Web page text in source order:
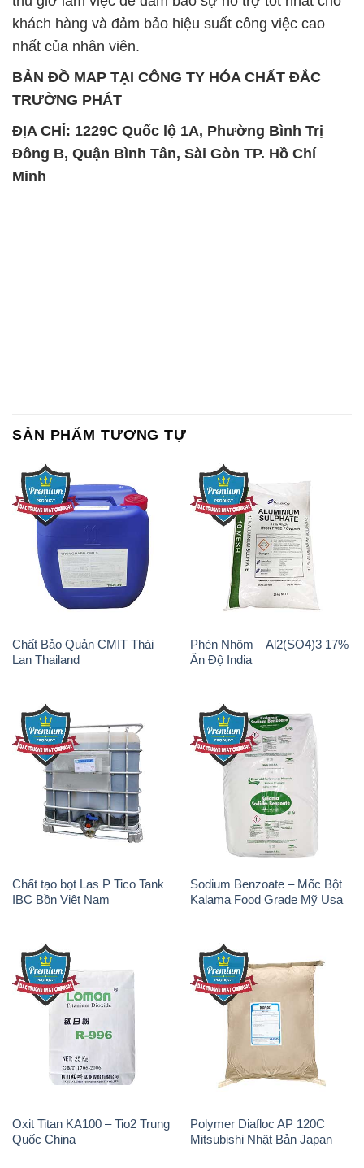
khách hàng và đảm bảo hiệu suất công việc cao
nhất của nhân viên.
BẢN ĐỒ MAP TẠI CÔNG TY HÓA CHẤT ĐẮC
TRƯỜNG PHÁT
ĐỊA CHỈ: 1229C Quốc lộ 1A, Phường Bình Trị
Đông B, Quận Bình Tân, Sài Gòn TP. Hồ Chí
Minh
SẢN PHẨM TƯƠNG TỰ
Chất Bảo Quản CMIT Thái
Lan Thailand
Phèn Nhôm – Al2(SO4)3 17%
Ấn Độ India
Chất tạo bọt Las P Tico Tank
IBC Bồn Việt Nam
Sodium Benzoate – Mốc Bột
Kalama Food Grade Mỹ Usa
Oxit Titan KA100 – Tio2 Trung
Quốc China
Polymer Diafloc AP 120C
Mitsubishi Nhật Bản Japan